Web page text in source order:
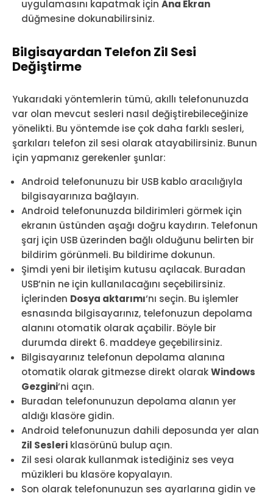
uygulamasını kapatmak için Ana Ekran
düğmesine dokunabilirsiniz.
Bilgisayardan Telefon Zil Sesi
Değiştirme
Yukarıdaki yöntemlerin tümü, akıllı telefonunuzda
var olan mevcut sesleri nasıl değiştirebileceğinize
yönelikti. Bu yöntemde ise çok daha farklı sesleri,
şarkıları telefon zil sesi olarak atayabilirsiniz. Bunun
için yapmanız gerekenler şunlar:
Android telefonunuzu bir USB kablo aracılığıyla
bilgisayarınıza bağlayın.
Android telefonunuzda bildirimleri görmek için
ekranın üstünden aşağı doğru kaydırın. Telefonun
şarj için USB üzerinden bağlı olduğunu belirten bir
bildirim görünmeli. Bu bildirime dokunun.
Şimdi yeni bir iletişim kutusu açılacak. Buradan
USB’nin ne için kullanılacağını seçebilirsiniz.
İçlerinden Dosya aktarımı‘nı seçin. Bu işlemler
esnasında bilgisayarınız, telefonuzun depolama
alanını otomatik olarak açabilir. Böyle bir
durumda direkt 6. maddeye geçebilirsiniz.
Bilgisayarınız telefonun depolama alanına
otomatik olarak gitmezse direkt olarakWindows
Gezgini‘ni açın.
Buradan telefonunuzun depolama alanın yer
aldığı klasöre gidin.
Android telefonunuzun dahili deposunda yer alan
Zil Sesleri klasörünü bulup açın.
Zil sesi olarak kullanmak istediğiniz ses veya
müzikleri bu klasöre kopyalayın.
Son olarak telefonunuzun ses ayarlarına gidin ve